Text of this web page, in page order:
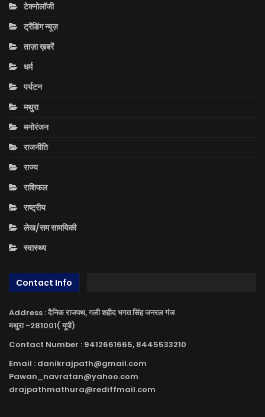
टेक्नोलॉजी
ट्रेंडिंग न्यूज़
ताज़ा ख़बरें
धर्म
पर्यटन
मथुरा
मनोरंजन
राजनीति
राज्य
राशिफल
राष्ट्रीय
लेख/सम सामयिकी
स्वास्थ्य
Contact Info
Address : दैनिक राजपथ, गली शहीद भगत सिंह जनरल गंज
मथुरा -281001( यूपी)
Contact Number : 9412661665, 8445533210
Email : danikrajpath@gmail.com
Pawan_navratan@yahoo.com
drajpathmathura@rediffmail.com